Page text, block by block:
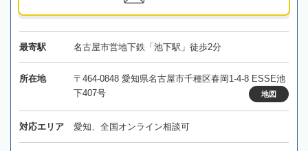
最寄駅 名古屋市営地下鉄「池下駅」徒歩2分
所在地
〒464-0848 愛知県名古屋市千種区春岡1-4-8 ESSE池
下407号
地図
対応エリア 愛知、全国オンライン相談可